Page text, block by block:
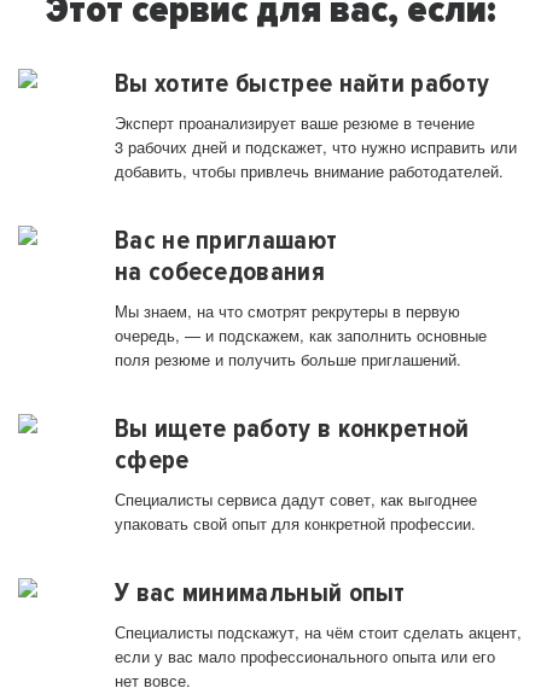
Этот сервис для вас, если:
Вы хотите быстрее найти работу
Эксперт проанализирует ваше резюме в течение
3 рабочих дней и подскажет, что нужно исправить или
добавить, чтобы привлечь внимание работодателей.
Вас не приглашают
на собеседования
Мы знаем, на что смотрят рекрутеры в первую
очередь, — и подскажем, как заполнить основные
поля резюме и получить больше приглашений.
Вы ищете работу в конкретной
сфере
Специалисты сервиса дадут совет, как выгоднее
упаковать свой опыт для конкретной профессии.
У вас минимальный опыт
Специалисты подскажут, на чём стоит сделать акцент,
если у вас мало профессионального опыта или его
нет вовсе.